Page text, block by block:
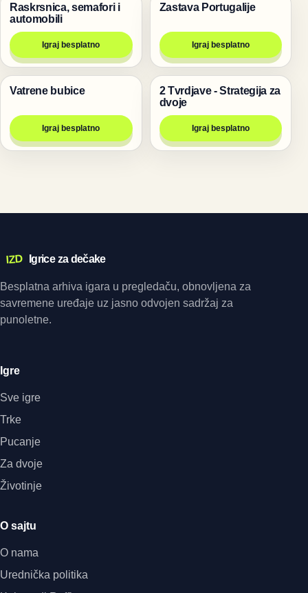
Trke
Raskrsnica, semafori i
automobili
Igraj besplatno
Igre
Zastava Portugalije
Igraj besplatno
Igre
Vatrene bubice
Igraj besplatno
Igre za dvoje
2 Tvrdjave - Strategija za
dvoje
Igraj besplatno
IZD Igrice za dečake
Besplatna arhiva igara u pregledaču, obnovljena za
savremene uređaje uz jasno odvojen sadržaj za
punoletne.
Igre
Sve igre
Trke
Pucanje
Za dvoje
Životinje
O sajtu
O nama
Urednička politika